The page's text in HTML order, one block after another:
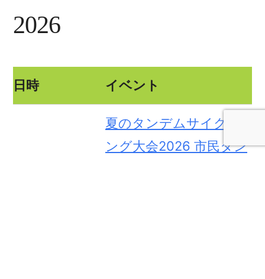
2026
日時 イベント
夏のタンデムサイクリ
ング大会2026 市民タン